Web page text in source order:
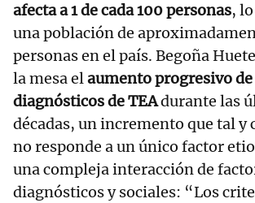
afecta a 1 de cada 100 personas,
una población de
personas en el país. Begoña
la mesa elaumento progresivo
diagnósticos de TEAdurante las
décadas, un incremento que tal y
no responde a un único factor
una compleja interacción de
diagnósticos y sociales: “Los